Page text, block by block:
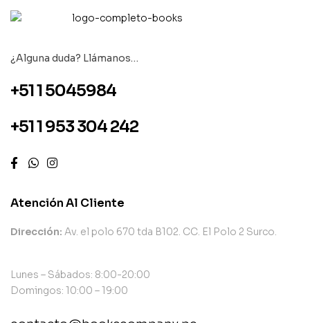
¿Alguna duda? Llámanos…
+51 1 5045984
+51 1 953 304 242
Atención Al Cliente
Dirección: Av. el polo 670 tda B102. CC. El Polo 2 Surco.
Lunes – Sábados: 8:00-20:00
Domingos: 10:00 – 19:00